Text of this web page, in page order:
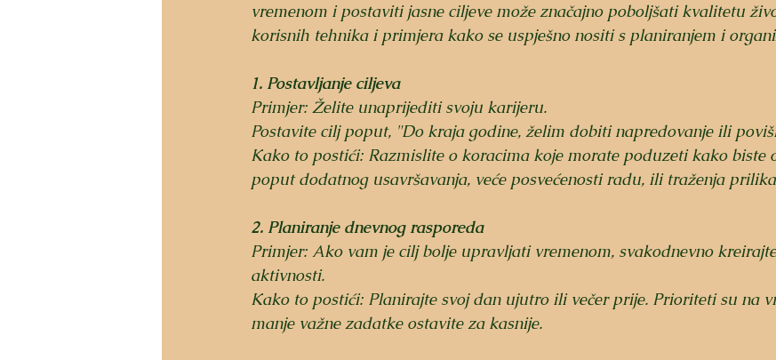
vremenom i postaviti jasne ciljeve može značajno poboljšati kvalitetu
korisnih tehnika i primjera kako se uspješno nositi s planiranjem i
1. Postavljanje ciljeva
Primjer: Želite unaprijediti svoju karijeru.
Postavite cilj poput, "Do kraja godine, želim dobiti napredovanje ili
Kako to postići: Razmislite o koracima koje morate poduzeti kako biste
poput dodatnog usavršavanja, veće posvećenosti radu, ili traženja
2. Planiranje dnevnog rasporeda
Primjer: Ako vam je cilj bolje upravljati vremenom, svakodnevno
aktivnosti.
Kako to postići: Planirajte svoj dan ujutro ili večer prije. Prioriteti su na
manje važne zadatke ostavite za kasnije.